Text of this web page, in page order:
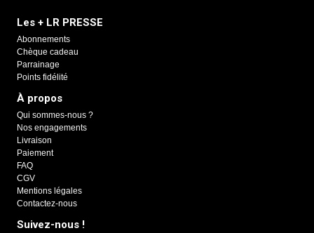
Les + LR PRESSE
Abonnements
Chèque cadeau
Parrainage
Points fidélité
À propos
Qui sommes-nous ?
Nos engagements
Livraison
Paiement
FAQ
CGV
Mentions légales
Contactez-nous
Suivez-nous !